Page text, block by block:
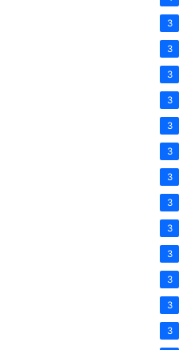
3
3
3
3
3
3
3
3
3
3
3
3
3